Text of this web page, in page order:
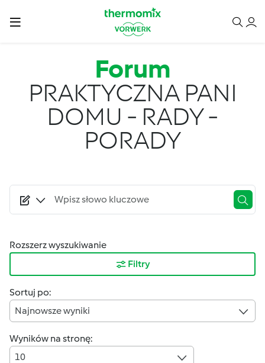
Forum
PRAKTYCZNA PANI
DOMU - RADY -
PORADY
Rozszerz wyszukiwanie
Filtry
Sortuj po:
Najnowsze wyniki
Wyników na stronę:
10